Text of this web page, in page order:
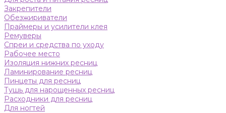
Закрепители
Обезжириватели
Праймеры и усилители клея
Ремуверы
Спреи и средства по уходу
Рабочее место
Изоляция нижних ресниц
Ламинирование ресниц
Пинцеты для ресниц
Тушь для нарощенных ресниц
Расходники для ресниц
Для ногтей